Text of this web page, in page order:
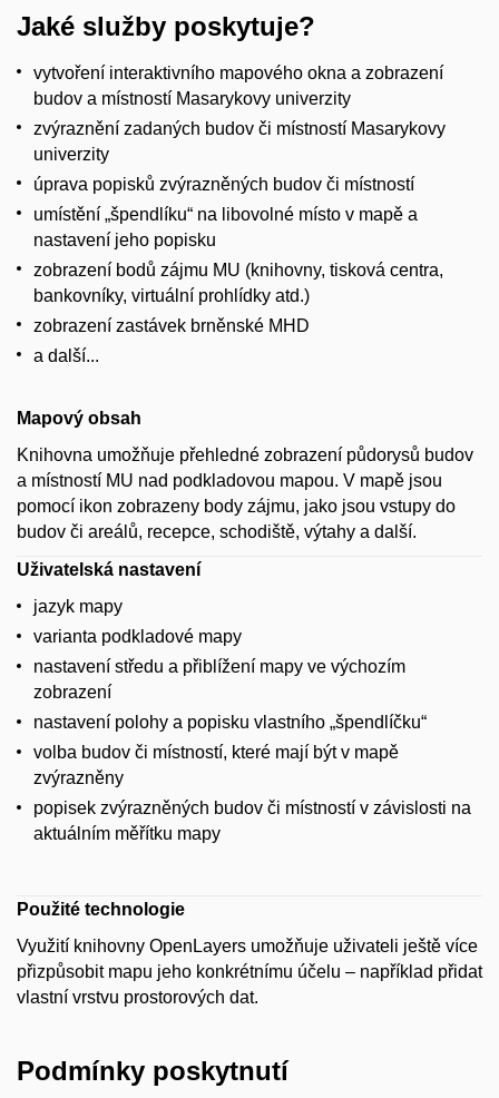
Jaké služby poskytuje?
vytvoření interaktivního mapového okna a zobrazení
budov a místností Masarykovy univerzity
zvýraznění zadaných budov či místností Masarykovy
univerzity
úprava popisků zvýrazněných budov či místností
umístění „špendlíku“ na libovolné místo v mapě a
nastavení jeho popisku
zobrazení bodů zájmu MU (knihovny, tisková centra,
bankovníky, virtuální prohlídky atd.)
zobrazení zastávek brněnské MHD
a další...
Mapový obsah
Knihovna umožňuje přehledné zobrazení půdorysů budov
a místností MU nad podkladovou mapou. V mapě jsou
pomocí ikon zobrazeny body zájmu, jako jsou vstupy do
budov či areálů, recepce, schodiště, výtahy a další.
Uživatelská nastavení
jazyk mapy
varianta podkladové mapy
nastavení středu a přiblížení mapy ve výchozím
zobrazení
nastavení polohy a popisku vlastního „špendlíčku“
volba budov či místností, které mají být v mapě
zvýrazněny
popisek zvýrazněných budov či místností v závislosti na
aktuálním měřítku mapy
Použité technologie
Využití knihovny OpenLayers umožňuje uživateli ještě více
přizpůsobit mapu jeho konkrétnímu účelu – například přidat
vlastní vrstvu prostorových dat.
Podmínky poskytnutí